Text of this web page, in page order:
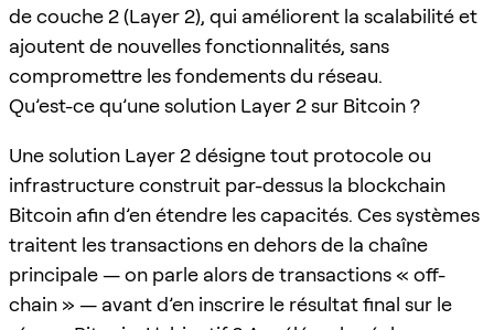
de couche 2 (Layer 2), qui améliorent la scalabilité et
ajoutent de nouvelles fonctionnalités, sans
compromettre les fondements du réseau.
Qu’est-ce qu’une solution Layer 2 sur Bitcoin ?
Une solution Layer 2 désigne tout protocole ou
infrastructure construit par-dessus la blockchain
Bitcoin afin d’en étendre les capacités. Ces systèmes
traitent les transactions en dehors de la chaîne
principale — on parle alors de transactions « off-
chain » — avant d’en inscrire le résultat final sur le